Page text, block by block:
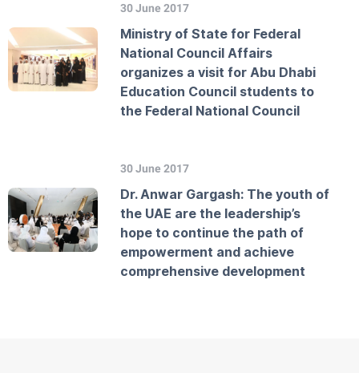
30 June 2017
Ministry of State for Federal
National Council Affairs
organizes a visit for Abu Dhabi
Education Council students to
the Federal National Council
30 June 2017
Dr. Anwar Gargash: The youth of
the UAE are the leadership’s
hope to continue the path of
empowerment and achieve
comprehensive development